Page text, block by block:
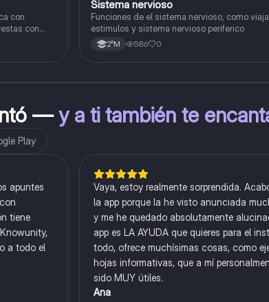
con
con
SBiología
Sistema nervioso
Funciones de el sistema nervioso, como
estimulos y sistema nervioso periferico
2°M 586 0
—y a ti también te
Play
apuntes
tiene
a todo el
Vaya, estoy realmente sorprendida.
la app porque la he visto anunciada
y me he quedado absolutamente
app es LA AYUDA que quieres para el
todo, ofrece muchísimas cosas, como
hojas informativas, que a mí
sido MUY útiles.
Ana